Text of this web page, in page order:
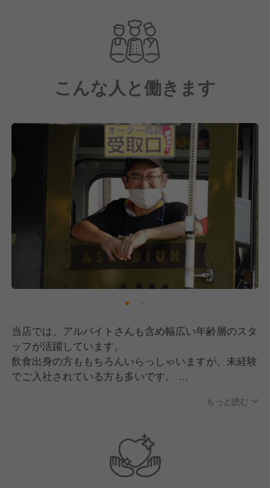
料理はイベント先と話し合い・確認をしながら、当社
のセントラルキッチンで開発！
「おいしいもの」にこだわり、ジャンルレスで、多種
多様なメニューを作っていきます。
おかげさまで当事業は売り上げも順調に伸ばしていま
これからも"食"を通じて、街に、お客様に、「おいし
い」で、愛(出会い)を届けてまいります。
そこで現在は事業拡大のために新しいメンバーの採用
に力を入れています！
こんな人と働きます
当店では、アルバイトさんも含め幅広い年齢層のスタ
ッフが活躍しています。
飲食出身の方ももちろんいらっしゃいますが、未経験
でご入社されている方も多いです。
また、現場ではコミュニケーションを大切に、助け合
歳下・歳上と年齢差が広くなることも出てきますが、
こうしたことを心がけることによって働きやすい職場
になると考えています。
もっと読む